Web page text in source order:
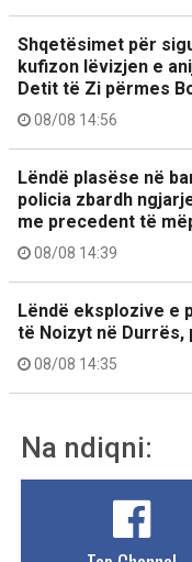
Shqetësimet për
kufizon lëvizjen e
Detit të Zi përmes
08/08 14:56
Lëndë plasëse në
policia zbardh
me precedent të
08/08 14:39
Lëndë eksplozive e
të Noizyt në Durrës,
08/08 14:35
Na ndiqni: